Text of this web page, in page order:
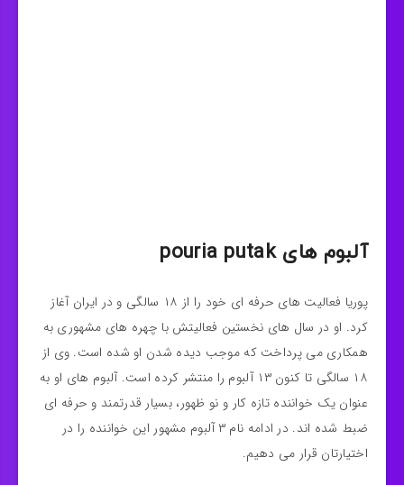
آلبوم های pouria putak
پوریا فعالیت های حرفه ای خود را از ۱۸ سالگی و در ایران آغاز
کرد. او در سال های نخستین فعالیتش با چهره های مشهوری به
همکاری می پرداخت که موجب دیده شدن او شده است. وی از
۱۸ سالگی تا کنون ۱۳ آلبوم را منتشر کرده است. آلبوم های او به
عنوان یک خواننده تازه کار و نو ظهور، بسیار قدرتمند و حرفه ای
ضبط شده اند. در ادامه نام ۳ آلبوم مشهور این خواننده را در
اختیارتان قرار می دهیم.